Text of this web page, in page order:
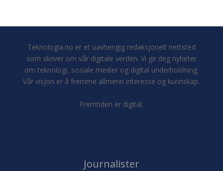
Teknologia.no er et uavhengig redaksjonelt nettsted
som skriver om vår digitale verden. Vi gir deg nyheter
om teknologi, sosiale medier og digital underholdning.
Vår visjon er å fremme allmenn interesse og kunnskap.
Fremtiden er digital.
Journalister